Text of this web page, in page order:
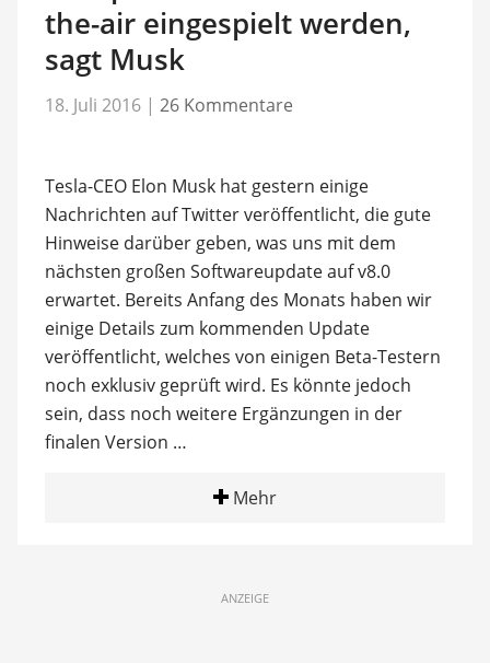
the-air eingespielt werden,
sagt Musk
18. Juli 2016 | 26 Kommentare
Tesla-CEO Elon Musk hat gestern einige
Nachrichten auf Twitter veröffentlicht, die gute
Hinweise darüber geben, was uns mit dem
nächsten großen Softwareupdate auf v8.0
erwartet. Bereits Anfang des Monats haben wir
einige Details zum kommenden Update
veröffentlicht, welches von einigen Beta-Testern
noch exklusiv geprüft wird. Es könnte jedoch
sein, dass noch weitere Ergänzungen in der
finalen Version …
Mehr
ANZEIGE